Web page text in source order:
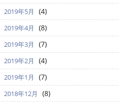
2019年5月 (4)
2019年4月 (8)
2019年3月 (7)
2019年2月 (4)
2019年1月 (7)
2018年12月 (8)